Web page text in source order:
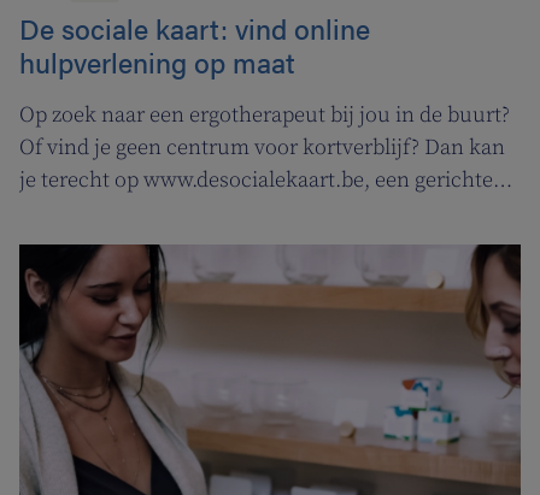
De sociale kaart: vind online
hulpverlening op maat
Op zoek naar een ergotherapeut bij jou in de buurt?
Of vind je geen centrum voor kortverblijf? Dan kan
je terecht op www.desocialekaart.be, een gerichte
gezondheidszorg en welzijn. Heel handig voor zowel
patiënten als zorgverleners.